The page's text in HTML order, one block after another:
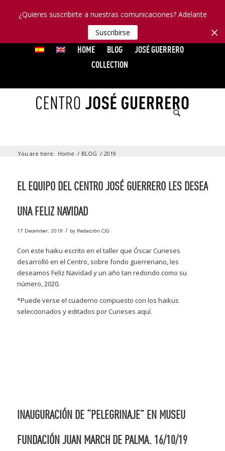
¿Quieres suscribirte a nuestras comunicaciones? Adelante
Suscribirse
HOME BLOG
JOSÉ GUERRERO
COLLECTION
You are here: Home / BLOG / 2019
EL EQUIPO DEL CENTRO JOSÉ GUERRERO LES DESEA
UNA FELIZ NAVIDAD
17 December, 2019 / by Redacción CJG
Con este haiku escrito en el taller que Óscar Curieses
desarrolló en el Centro, sobre fondo guerreriano, les
deseamos Feliz Navidad y un año tan redondo como su
número, 2020.
*Puede verse el cuaderno compuesto con los haikus
seleccionados y editados por Curieses aquí.
INAUGURACIÓN DE “PELEGRINAJE” EN MUSEU
FUNDACIÓN JUAN MARCH DE PALMA. 16/10/19